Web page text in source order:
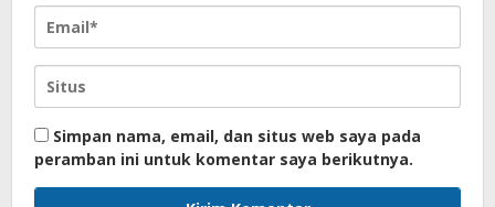
Simpan nama, email, dan situs web saya pada
peramban ini untuk komentar saya berikutnya.